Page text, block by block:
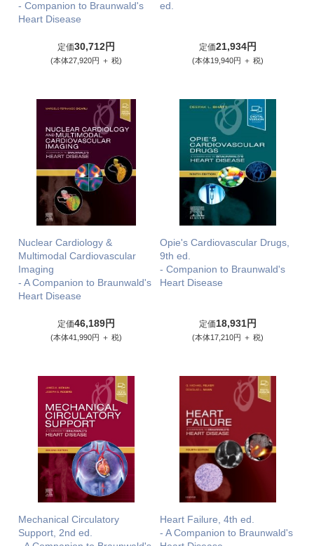
- Companion to Braunwald's
Heart Disease
定価30,712円
(本体27,920円 ＋ 税)
ed.
定価21,934円
(本体19,940円 ＋ 税)
Nuclear Cardiology &
Multimodal Cardiovascular
Imaging
- A Companion to Braunwald's
Heart Disease
定価46,189円
(本体41,990円 ＋ 税)
Opie's Cardiovascular Drugs,
9th ed.
- Companion to Braunwald's
Heart Disease
定価18,931円
(本体17,210円 ＋ 税)
Mechanical Circulatory
Support, 2nd ed.
Heart Failure, 4th ed.
- A Companion to Braunwald's